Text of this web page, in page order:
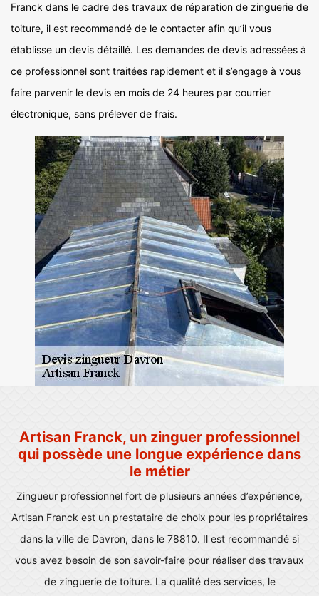
Franck dans le cadre des travaux de réparation de zinguerie de
toiture, il est recommandé de le contacter afin qu’il vous
établisse un devis détaillé. Les demandes de devis adressées à
ce professionnel sont traitées rapidement et il s’engage à vous
faire parvenir le devis en mois de 24 heures par courrier
électronique, sans prélever de frais.
Artisan Franck, un zinguer professionnel
qui possède une longue expérience dans
le métier
Zingueur professionnel fort de plusieurs années d’expérience,
Artisan Franck est un prestataire de choix pour les propriétaires
dans la ville de Davron, dans le 78810. Il est recommandé si
vous avez besoin de son savoir-faire pour réaliser des travaux
de zinguerie de toiture. La qualité des services, le